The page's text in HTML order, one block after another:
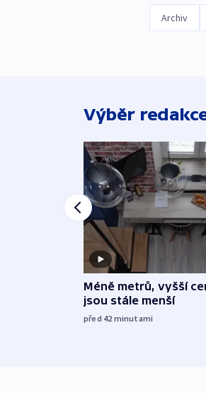
Archiv
Výběr
Méně metrů, vyšší
jsou stále menší
před 42 minutami